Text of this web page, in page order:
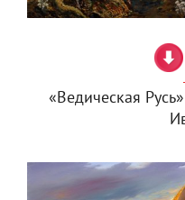
«Ведическая